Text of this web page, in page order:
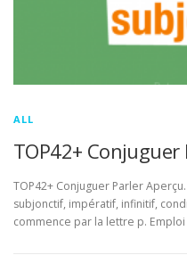
ALL
TOP42+ Conjuguer
TOP42+ Conjuguer Parler
subjonctif, impératif, infinitif,
commence par la lettre p.